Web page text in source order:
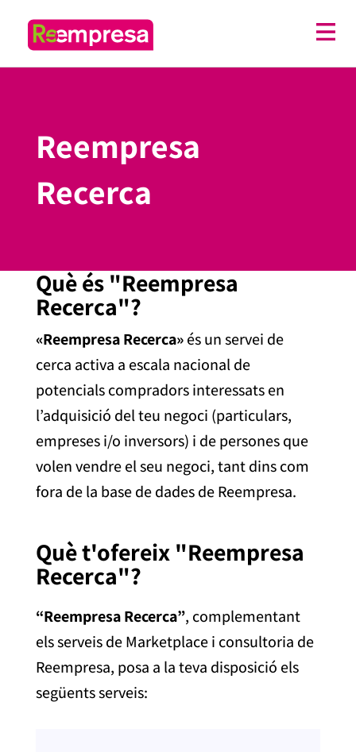
Reempresa
Recerca
Què és "Reempresa
Recerca"?
«ReempresaRecerca»és un servei de
cerca activa a escala nacionalde
potencials compradors interessats en
l’adquisició del teu negoci (particulars,
empreses i/o inversors) i de persones que
volen vendre el seu negoci, tant dins com
fora de la base de dades deReempresa.
Què t'ofereix "Reempresa
Recerca"?
“Reempresa Recerca”, complementant
els serveis de Marketplace i consultoria de
Reempresa, posa a la teva disposició els
següents serveis: